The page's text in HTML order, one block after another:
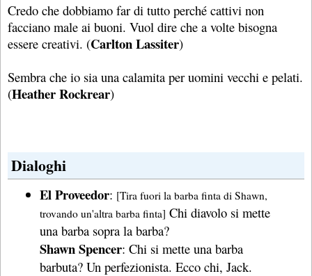
Credo che dobbiamo far di tutto perché cattivi non
facciano male ai buoni. Vuol dire che a volte bisogna
essere creativi. (Carlton Lassiter)
Sembra che io sia una calamita per uomini vecchi e pelati.
(Heather Rockrear)
Dialoghi
El Proveedor: [Tira fuori la barba finta di Shawn,
trovando un'altra barba finta] Chi diavolo si mette
una barba sopra la barba?
Shawn Spencer: Chi si mette una barba
barbuta? Un perfezionista. Ecco chi, Jack.